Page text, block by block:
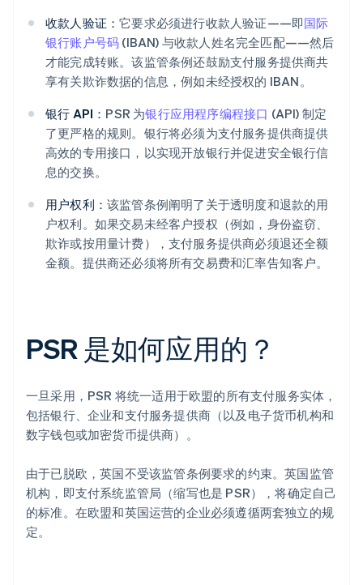
收款人验证：它要求必须进行收款人验证——即国际
银行账户号码 (IBAN) 与收款人姓名完全匹配——然后
才能完成转账。该监管条例还鼓励支付服务提供商共
享有关欺诈数据的信息，例如未经授权的 IBAN。
银行 API： PSR 为银行应用程序编程接口 (API) 制定
了更严格的规则。银行将必须为支付服务提供商提供
高效的专用接口，以实现开放银行并促进安全银行信
息的交换。
用户权利： 该监管条例阐明了关于透明度和退款的用
户权利。如果交易未经客户授权（例如，身份盗窃、
欺诈或按用量计费），支付服务提供商必须退还全额
金额。提供商还必须将所有交易费和汇率告知客户。
PSR 是如何应用的？
一旦采用，PSR 将统一适用于欧盟的所有支付服务实体，
包括银行、企业和支付服务提供商（以及电子货币机构和
数字钱包或加密货币提供商）。
由于已脱欧，英国不受该监管条例要求的约束。英国监管
机构，即支付系统监管局（缩写也是 PSR），将确定自己
的标准。在欧盟和英国运营的企业必须遵循两套独立的规
定。